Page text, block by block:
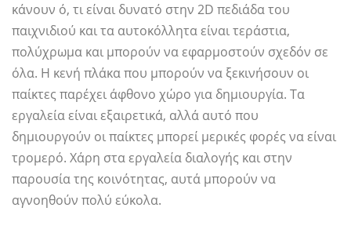
κάνουν ό, τι είναι δυνατό στην 2D πεδιάδα του
παιχνιδιού και τα αυτοκόλλητα είναι τεράστια,
πολύχρωμα και μπορούν να εφαρμοστούν σχεδόν σε
όλα. Η κενή πλάκα που μπορούν να ξεκινήσουν οι
παίκτες παρέχει άφθονο χώρο για δημιουργία. Τα
εργαλεία είναι εξαιρετικά, αλλά αυτό που
δημιουργούν οι παίκτες μπορεί μερικές φορές να είναι
τρομερό. Χάρη στα εργαλεία διαλογής και στην
παρουσία της κοινότητας, αυτά μπορούν να
αγνοηθούν πολύ εύκολα.